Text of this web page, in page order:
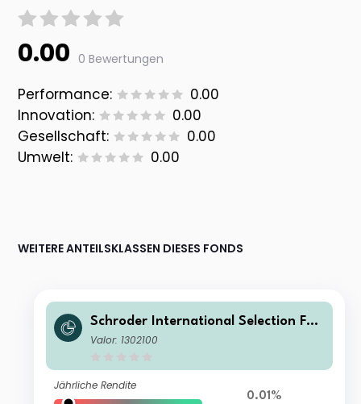
0.00 0 Bewertungen
Performance:
0.00
Innovation:
0.00
Gesellschaft:
0.00
Umwelt:
0.00
WEITERE ANTEILSKLASSEN DIESES FONDS
Schroder International Selection Fun
d EURO Liquidity C Accumulation EU
Valor: 1302100
Jährliche Rendite
0.01%